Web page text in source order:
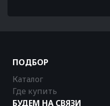
ПОДБОР
Каталог
Где купить
БУДЕМ НА СВЯЗИ